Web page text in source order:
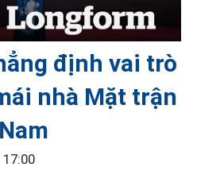
định vai trò
nhà Mặt trận